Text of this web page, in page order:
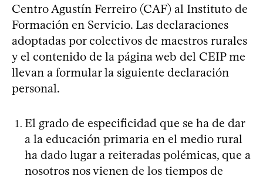
Centro Agustín Ferreiro (CAF) al Instituto de
Formación en Servicio. Las declaraciones
adoptadas por colectivos de maestros rurales
y el contenido de la página web del CEIP me
llevan a formular la siguiente declaración
personal.
El grado de especificidad que se ha de dar
a la educación primaria en el medio rural
ha dado lugar a reiteradas polémicas, que a
nosotros nos vienen de los tiempos de